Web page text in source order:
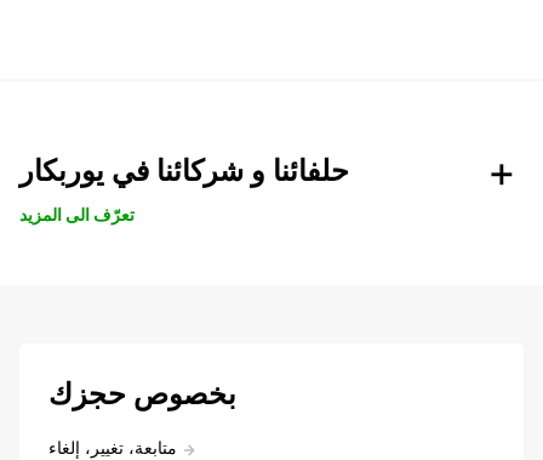
حلفائنا و شركائنا في يوربكار
تعرّف الى المزيد
بخصوص حجزك
متابعة، تغيير، إلغاء